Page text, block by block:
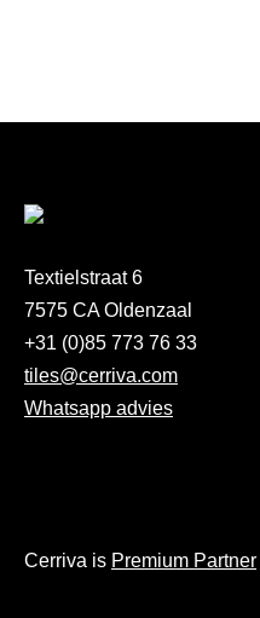
Textielstraat 6
7575 CA Oldenzaal
+31 (0)85 773 76 33
tiles@cerriva.com
Whatsapp advies
Cerriva is Premium Partner